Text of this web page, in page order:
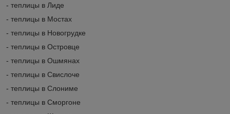
- теплицы в Лиде
- теплицы в Мостах
- теплицы в Новогрудке
- теплицы в Островце
- теплицы в Ошмянах
- теплицы в Свислоче
- теплицы в Слониме
- теплицы в Сморгоне